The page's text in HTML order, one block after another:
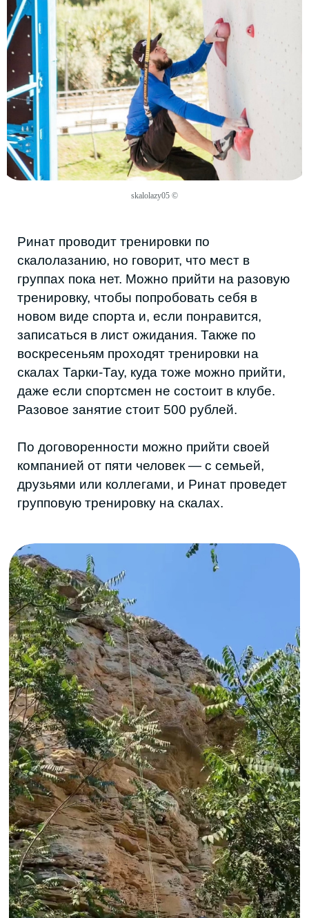
skalolazy05 ©
даже если спортсмен не состоит в клубе.
Разовое занятие стоит 500 рублей.
По договоренности можно прийти своей
компанией от пяти человек — с семьей,
друзьями или коллегами, и Ринат проведет
групповую тренировку на скалах.
skalolazy05 ©
skalolazy05 ©